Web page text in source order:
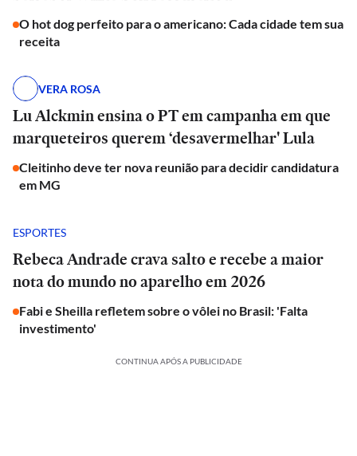
O hot dog perfeito para o americano: Cada cidade tem sua
receita
VERA ROSA
Lu Alckmin ensina o PT em campanha em que
marqueteiros querem ‘desavermelhar' Lula
Cleitinho deve ter nova reunião para decidir candidatura
em MG
ESPORTES
Rebeca Andrade crava salto e recebe a maior
nota do mundo no aparelho em 2026
Fabi e Sheilla refletem sobre o vôlei no Brasil: 'Falta
investimento'
CONTINUA APÓS A PUBLICIDADE